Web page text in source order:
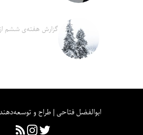
گزارش هفته‌ی ششم
ابوالفضل فتاحی | طراح و